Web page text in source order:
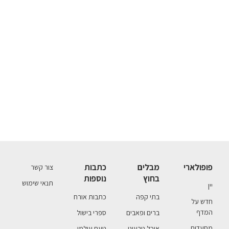
פופולארי
יין
חדש על
המדף
מבלים
בחוץ
בתי קפה
ברים ופאבים
כתבות
נוספות
כתבות אורח
ספרי בישול
צור קשר
תנאי שימוש